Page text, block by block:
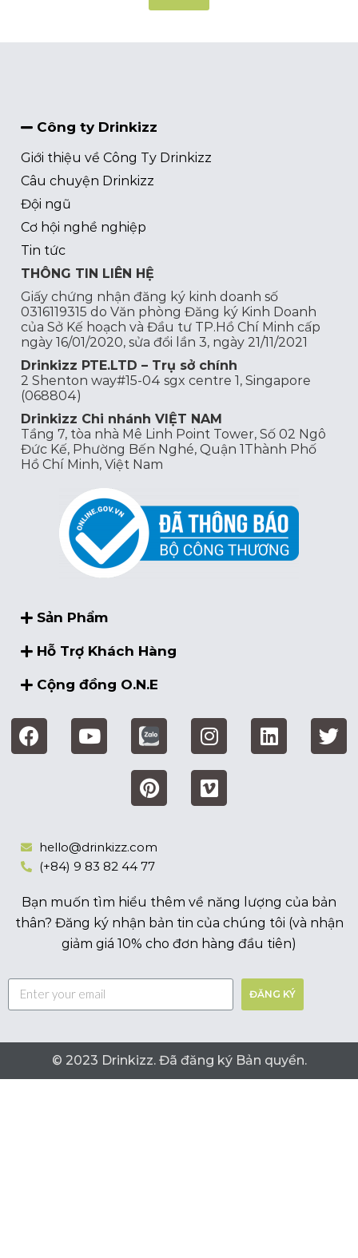
Công ty Drinkizz
Giới thiệu về Công Ty Drinkizz
Câu chuyện Drinkizz
Đội ngũ
Cơ hội nghề nghiệp
Tin tức
THÔNG TIN LIÊN HỆ
Giấy chứng nhận đăng ký kinh doanh số
0316119315 do Văn phòng Đăng ký Kinh Doanh
của Sở Kế hoạch và Đầu tư TP.Hồ Chí Minh cấp
ngày 16/01/2020, sửa đổi lần 3, ngày 21/11/2021
Drinkizz PTE.LTD – Trụ sở chính
2 Shenton way#15-04 sgx centre 1, Singapore
(068804)
Drinkizz Chi nhánh VIỆT NAM
Tầng 7, tòa nhà Mê Linh Point Tower, Số 02 Ngô
Đức Kế, Phường Bến Nghé, Quận 1Thành Phố
Hồ Chí Minh, Việt Nam
Sản Phẩm
Hỗ Trợ Khách Hàng
Cộng đồng O.N.E
hello@drinkizz.com
(+84) 9 83 82 44 77
Bạn muốn tìm hiểu thêm về năng lượng của bản
thân? Đăng ký nhận bản tin của chúng tôi (và nhận
giảm giá 10% cho đơn hàng đầu tiên)
ĐĂNG KÝ
© 2023 Drinkizz. Đã đăng ký Bản quyền.